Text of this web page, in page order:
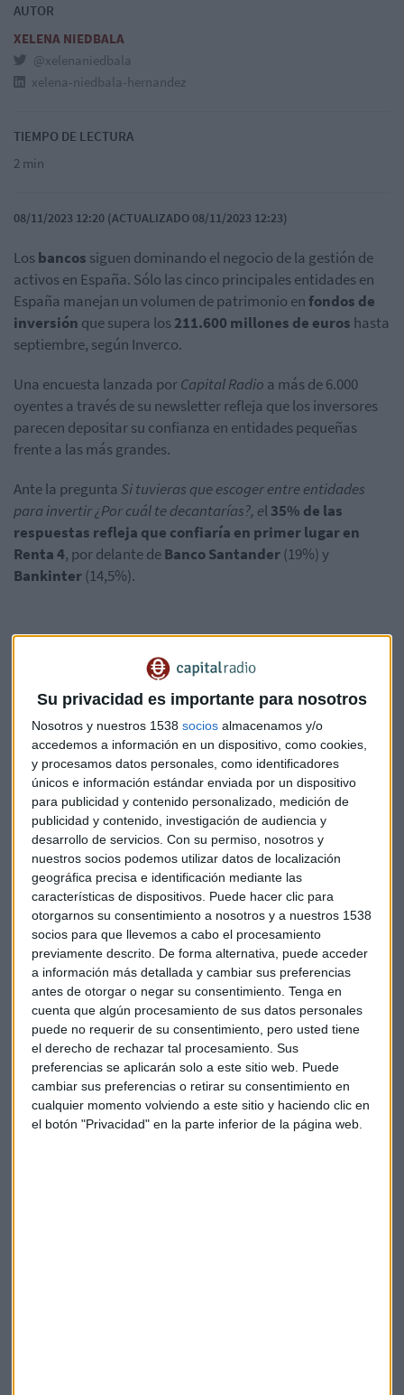
Su privacidad es importante para nosotros
Nosotros y nuestros 1538 socios almacenamos y/o
accedemos a información en un dispositivo, como cookies,
y procesamos datos personales, como identificadores
únicos e información estándar enviada por un dispositivo
para publicidad y contenido personalizado, medición de
publicidad y contenido, investigación de audiencia y
desarrollo de servicios. Con su permiso, nosotros y
nuestros socios podemos utilizar datos de localización
geográfica precisa e identificación mediante las
características de dispositivos. Puede hacer clic para
otorgarnos su consentimiento a nosotros y a nuestros 1538
socios para que llevemos a cabo el procesamiento
previamente descrito. De forma alternativa, puede acceder
a información más detallada y cambiar sus preferencias
antes de otorgar o negar su consentimiento. Tenga en
cuenta que algún procesamiento de sus datos personales
puede no requerir de su consentimiento, pero usted tiene
el derecho de rechazar tal procesamiento. Sus
preferencias se aplicarán solo a este sitio web. Puede
cambiar sus preferencias o retirar su consentimiento en
cualquier momento volviendo a este sitio y haciendo clic en
el botón "Privacidad" en la parte inferior de la página web.
AUTOR
XELENA NIEDBALA
@xelenaniedbala
xelena-niedbala-hernandez
TIEMPO DE LECTURA
2 min
08/11/2023 12:20 (ACTUALIZADO 08/11/2023 12:23)
Losbancos siguen dominando el negocio de la gestión de
activos en España. Sólo las cinco principales entidades en
España manejan un volumen de patrimonio enfondos de
inversión que supera los211.600 millones de euros hasta
septiembre, según Inverco.
Una encuesta lanzada porCapital Radio a más de 6.000
oyentes a través de su newsletterrefleja que los inversores
parecen depositar su confianza en entidades pequeñas
frente a las más grandes.
Ante la pregunta Si tuvieras que escoger entre entidades
para invertir ¿Por cuál te decantarías?, el35% de las
respuestas refleja que confiaría en primer lugar en
Renta 4, por delante deBancoSantander(19%) y
Bankinter(14,5%).
Por detrás, aparecen nombres como BBVA, que tiene bajo
gestión más de 48.094 millones de euros en fondos, (8,8%) o
CaixaBank, que con un patrimonio en fondos de inversión
de 79.750 millones de euros y
siendo el primer grupo
financiero por captación de patrimonio en España
según Inverco, figura como la primera opción para el7% de
las respuestas .
Por su parte, Renta 4 mantiene una larga distancia con los
principales bancos por patrimonio en España, con de 8.050
millones de euros gestionados y 3.781 millones,
exclusivamente en fondos de inversión. No obstante, se
sitúa como la opción favorita de los inversores.